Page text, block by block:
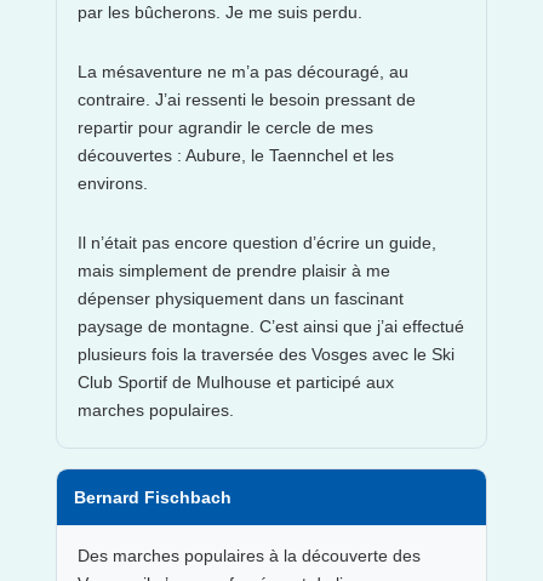
par les bûcherons. Je me suis perdu.
La mésaventure ne m’a pas découragé, au
contraire. J’ai ressenti le besoin pressant de
repartir pour agrandir le cercle de mes
découvertes : Aubure, le Taennchel et les
environs.
Il n’était pas encore question d’écrire un guide,
mais simplement de prendre plaisir à me
dépenser physiquement dans un fascinant
paysage de montagne. C’est ainsi que j’ai effectué
plusieurs fois la traversée des Vosges avec le Ski
Club Sportif de Mulhouse et participé aux
marches populaires.
Bernard Fischbach
Des marches populaires à la découverte des